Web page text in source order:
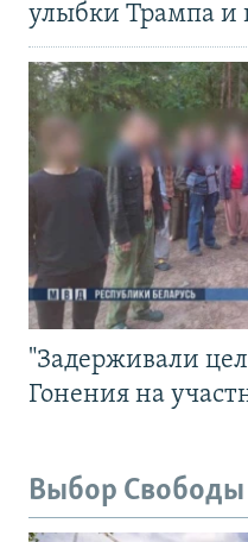
улыбки Трампа
"Задерживали
Гонения на
Выбор Свободы